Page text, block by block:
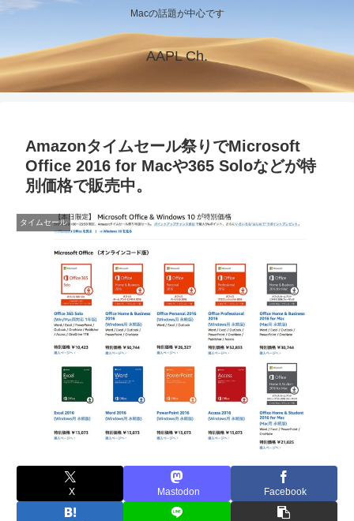
Macの話題が中心です
AAPL Ch.
Amazonタイムセール祭りでMicrosoft
Office 2016 for Macや365 Soloなどが特
別価格で販売中。
タイムセール
X Mastodon Facebook